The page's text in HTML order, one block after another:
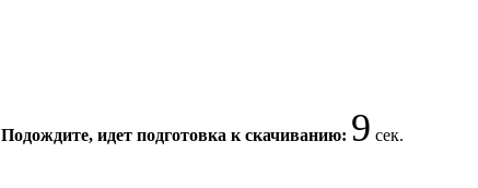
Подождите, идет подготовка к скачиванию: 8 сек.